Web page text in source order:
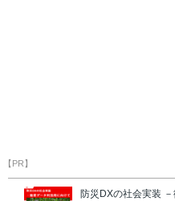
【PR】
防災DXの社会実装